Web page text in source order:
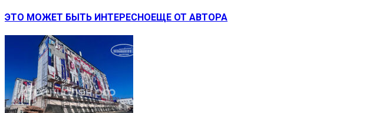
ЭТО МОЖЕТ БЫТЬ ИНТЕРЕСНОЕЩЕ ОТ АВТОРА